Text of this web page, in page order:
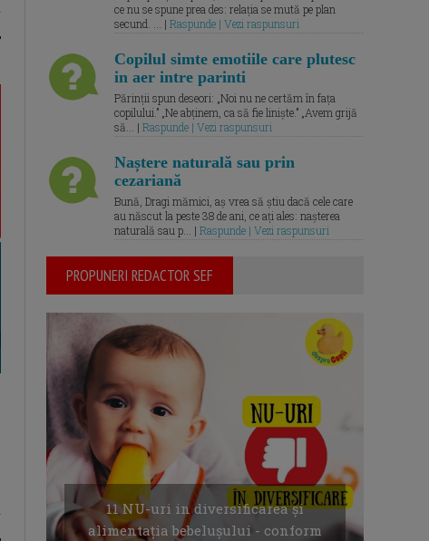
ce nu se spune prea des: relația se mută pe plan
secund. ... | Raspunde | Vezi raspunsuri
Copilul simte emotiile care plutesc
in aer intre parinti
Părinții spun deseori: „Noi nu ne certăm în fața
copilului.” „Ne abținem, ca să fie liniște.” „Avem grijă
să... | Raspunde | Vezi raspunsuri
Naștere naturală sau prin
cezariană
Bună, Dragi mămici, aș vrea să știu dacă cele care
au născut la peste 38 de ani, ce ați ales: nașterea
naturală sau p... | Raspunde | Vezi raspunsuri
PROPUNERI REDACTOR SEF
11 NU-uri in diversificarea și
alimentația bebelușului - conform